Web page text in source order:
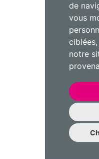
de
vous
notre